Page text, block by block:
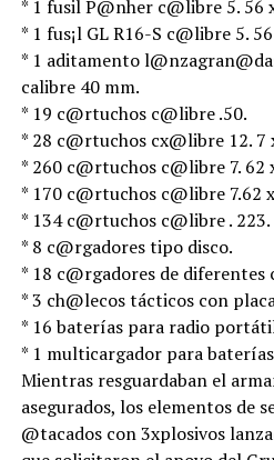
* 1 fusil P@nher c@libre 5. 56
* 1 fus¡l GL R16-S c@libre 5.
* 1 aditamento
calibre 40 mm.
* 19 c@rtuchos c@libre .50.
* 28 c@rtuchos cx@libre 12. 7
* 260 c@rtuchos c@libre 7. 62
* 170 c@rtuchos c@libre 7.62
* 134 c@rtuchos c@libre . 223.
* 8 c@rgadores tipo disco.
* 18 c@rgadores de diferentes
* 3 ch@lecos tácticos con
* 16 baterías para radio
* 1 multicargador para
Mientras resguardaban el
asegurados, los elementos de
@tacados con 3xplosivos